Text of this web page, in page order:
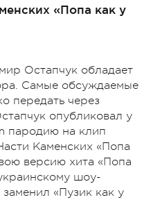
«Попа как у
Остапчук обладает
Самые обсуждаемые
передать через
опубликовал у
пародию на клип
Каменских «Попа
версию хита «Попа
шоу-
«Пузик как у